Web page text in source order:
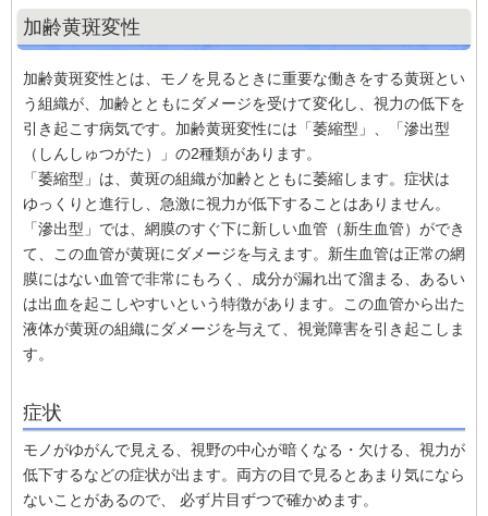
加齢黄斑変性
加齢黄斑変性とは、モノを見るときに重要な働きをする黄斑とい
う組織が、加齢とともにダメージを受けて変化し、視力の低下を
引き起こす病気です。加齢黄斑変性には「萎縮型」、「滲出型
（しんしゅつがた）」の2種類があります。
「萎縮型」は、黄斑の組織が加齢とともに萎縮します。症状は
ゆっくりと進行し、急激に視力が低下することはありません。
「滲出型」では、網膜のすぐ下に新しい血管（新生血管）ができ
て、この血管が黄斑にダメージを与えます。新生血管は正常の網
膜にはない血管で非常にもろく、成分が漏れ出て溜まる、あるい
は出血を起こしやすいという特徴があります。この血管から出た
液体が黄斑の組織にダメージを与えて、視覚障害を引き起こしま
す。
症状
モノがゆがんで見える、視野の中心が暗くなる・欠ける、視力が
低下するなどの症状が出ます。両方の目で見るとあまり気になら
ないことがあるので、 必ず片目ずつで確かめます。